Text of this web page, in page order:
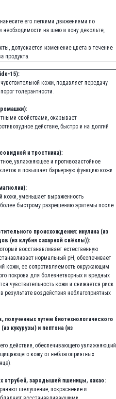
его легкими движениями по
на шею и зону декольте,
допускается изменение цвета в течение
продукта.
15):
кожи, подавляет передачу
толерантности.
ромашки):
свойствами, оказывает
действие, быстро и на долгий
и тростника):
увлажняющее и противозастойное
и повышает барьерную функцию кожи.
кожи, уменьшает выраженность
более быстрому разрешению эритемы после
происхождения: инулина (из
(из клубня сахарной свёклы)):
восстанавливает естественную
нормальный рН, обеспечивает
кожи, ее сопротивляемость окружающим
покрова для болезнетворных и вредных
чувствительность кожи и снижается риск
воздействия неблагоприятных
путем биотехнологического
кукурузы) и пептона (из
действия, обеспечивающего увлажняющий
кожу от неблагоприятных
отрубей, зародышей пшеницы, какао:
шелушение, покраснение и